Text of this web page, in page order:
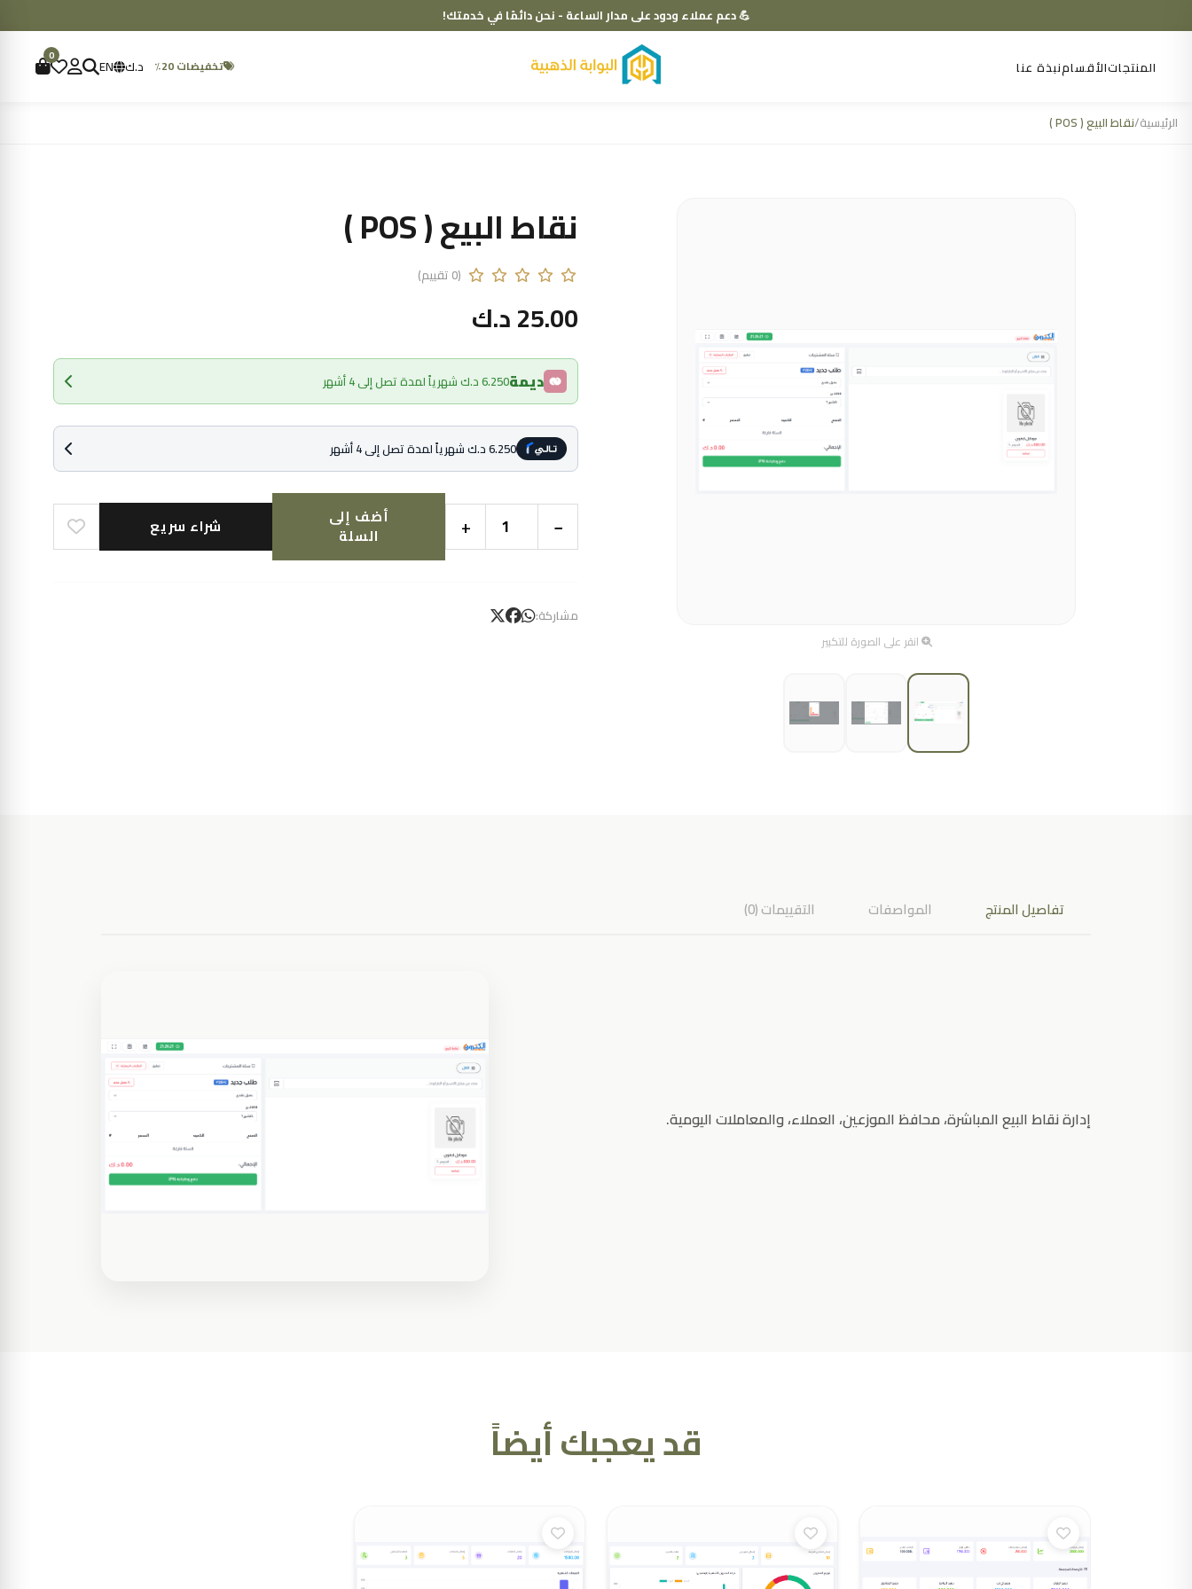
💪 دعم عملاء ودود على مدار الساعة - نحن دائمًا في خدمتك!
المنتجاتالأقسامنبذة عنا تخفيضات 20٪ د.ك EN
0
الرئيسية/نقاط البيع ( POS )
انقر على الصورة للتكبير
نقاط البيع ( POS )
(0 تقييم)
25.00 د.ك
ديمة6.250 د.ك شهرياً لمدة تصل إلى 4 أشهر
6.250 د.ك شهرياً لمدة تصل إلى 4 أشهر
−
+ أضف إلى
السلة شراء سريع
مشاركة:
تفاصيل المنتج المواصفات التقييمات (0)
إدارة نقاط البيع المباشرة، محافظ الموزعين، العملاء، والمعاملات اليومية.
قد يعجبك أيضاً